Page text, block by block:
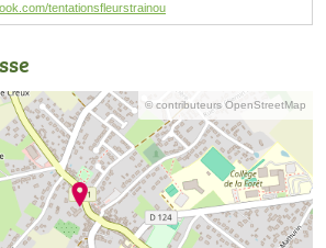
tentationsfleurstrainou
© contributeurs OpenStreetMap